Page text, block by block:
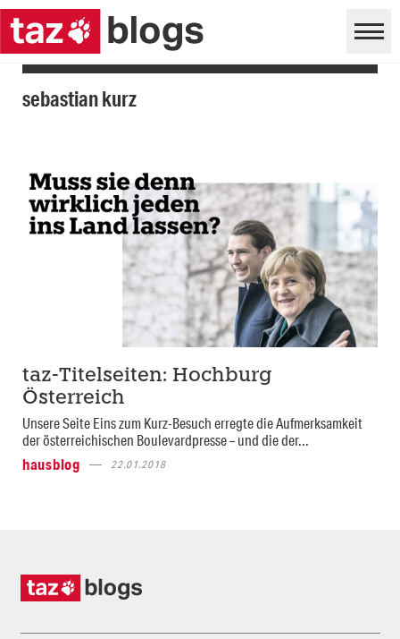
sebastian kurz
taz-Titelseiten: Hochburg
Österreich
Unsere Seite Eins zum Kurz-Besuch erregte die Aufmerksamkeit
der österreichischen Boulevardpresse – und die der...
hausblog
22.01.2018